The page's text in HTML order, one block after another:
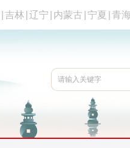
吉林 辽宁 内蒙古 宁夏 青海